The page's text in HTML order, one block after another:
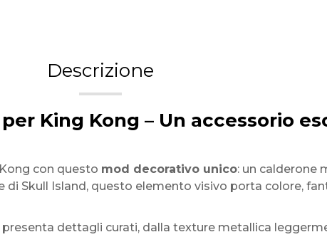
Descrizione
King Kong – Un accessorio
con questo mod decorativo unico: un calderone
di Skull Island, questo elemento visivo porta colore,
presenta dettagli curati, dalla texture metallica